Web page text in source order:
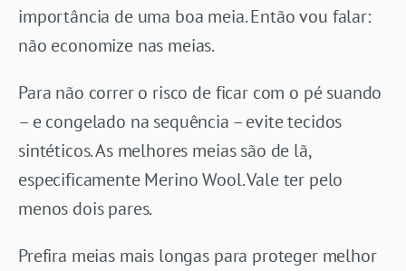
importância de uma boa meia. Então vou falar:
não economize nas meias.
Para não correr o risco de ficar com o pé suando
– e congelado na sequência – evite tecidos
sintéticos. As melhores meias são de lã,
especificamente Merino Wool. Vale ter pelo
menos dois pares.
Prefira meias mais longas para proteger melhor